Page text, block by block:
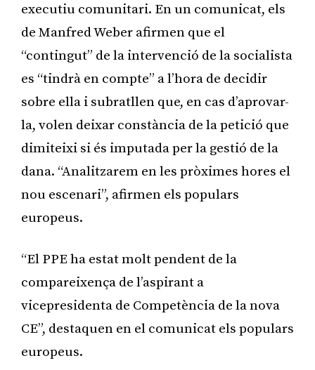
executiu comunitari. En un comunicat, els
de Manfred Weber afirmen que el
“contingut” de la intervenció de la socialista
es “tindrà en compte” a l’hora de decidir
sobre ella i subratllen que, en cas d’aprovar-
la, volen deixar constància de la petició que
dimiteixi si és imputada per la gestió de la
dana. “Analitzarem en les pròximes hores el
nou escenari”, afirmen els populars
europeus.
“El PPE ha estat molt pendent de la
compareixença de l’aspirant a
vicepresidenta de Competència de la nova
CE”, destaquen en el comunicat els populars
europeus.